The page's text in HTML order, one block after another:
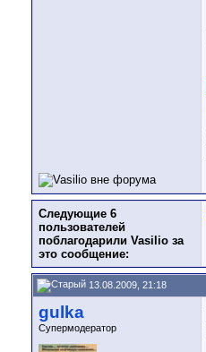
Следующие 6
пользователей
поблагодарили Vasilio за
это сообщение:
13.08.2009, 21:18
gulka
Супермодератор